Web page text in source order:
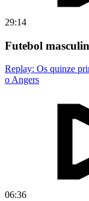
29:14
Futebol
Replay: Os quinze
o Angers
06:36